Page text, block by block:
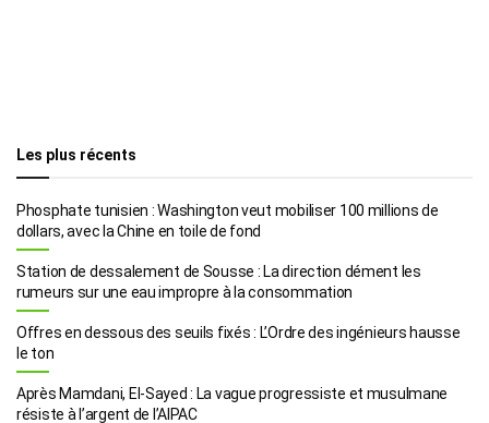
Les plus récents
Phosphate tunisien : Washington veut mobiliser 100 millions de
dollars, avec la Chine en toile de fond
Station de dessalement de Sousse : La direction dément les
rumeurs sur une eau impropre à la consommation
Offres en dessous des seuils fixés : L’Ordre des ingénieurs hausse
le ton
Après Mamdani, El-Sayed : La vague progressiste et musulmane
résiste à l’argent de l’AIPAC